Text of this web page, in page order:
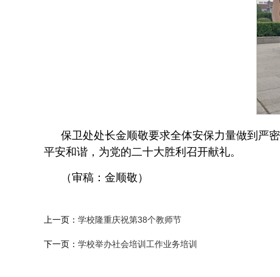
保卫处处长金顺敬要求全体安保力量做到严
平安和谐，为党的二十大胜利召开献礼。
（审稿：金顺敬）
上一页： 学校隆重庆祝第38个教师节
下一页： 学校举办社会培训工作业务培训